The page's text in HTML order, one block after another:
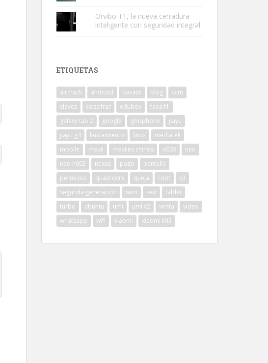
Orvibo T1, la nueva cerradura
inteligente con seguridad integral
ETIQUETAS
aircrack android barato blog
ccm
claves
descifrar edubox
faea f1
galaxy tab 2
google goophone
jiayu
jiayu g4
lanzamiento linux
mediatek
mobile
movil moviles chinos n003
neo
neo n003
nexus pago
pantalla
permisos
quad-core queja root
s3
segunda generación
sem seo
tablet
turbo
ubuntu umi umi x2 venta
video
whatsapp
wifi xiaomi xiaomi Mi3